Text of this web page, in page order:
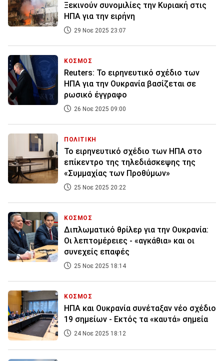
Ξεκινούν συνομιλίες την Κυριακή στις
ΗΠΑ για την ειρήνη
29 Νοε 2025 23:07
ΚΟΣΜΟΣ
Reuters: Το ειρηνευτικό σχέδιο των
ΗΠΑ για την Ουκρανία βασίζεται σε
ρωσικό έγγραφο
26 Νοε 2025 09:00
ΠΟΛΙΤΙΚΗ
Το ειρηνευτικό σχέδιο των ΗΠΑ στο
επίκεντρο της τηλεδιάσκεψης της
«Συμμαχίας των Προθύμων»
25 Νοε 2025 20:22
ΚΟΣΜΟΣ
Διπλωματικό θρίλερ για την Ουκρανία:
Οι λεπτομέρειες - «αγκάθια» και οι
συνεχείς επαφές
25 Νοε 2025 18:14
ΚΟΣΜΟΣ
ΗΠΑ και Ουκρανία συνέταξαν νέο σχέδιο
19 σημείων - Εκτός τα «καυτά» σημεία
24 Νοε 2025 18:12